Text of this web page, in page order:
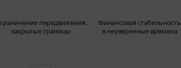
передвижения,
закрытые границы
Финансовая стабильность
в неуверенные времена